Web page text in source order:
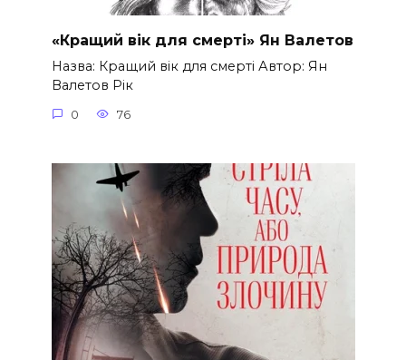
«Кращий вік для смерті» Ян Валетов
Назва: Кращий вік для смерті Автор: Ян
Валетов Рік
0 76